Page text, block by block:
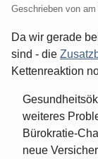
Geschrieben von am
Da wir gerade
sind - die
Kettenreaktion
weiteres
Bürokratie-
neue